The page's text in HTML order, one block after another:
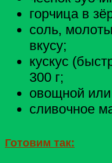
горчица в
соль,
вкусу;
кускус
300 г;
овощной или
сливочное
Готовим так: